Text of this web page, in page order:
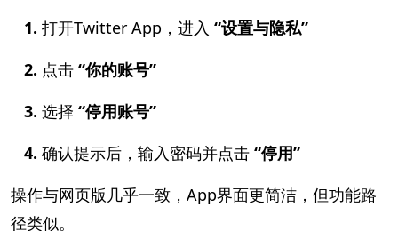
1. 打开Twitter App，进入 “设置与隐私”
2. 点击 “你的账号”
3. 选择 “停用账号”
4. 确认提示后，输入密码并点击 “停用”
操作与网页版几乎一致，App界面更简洁，但功能路
径类似。